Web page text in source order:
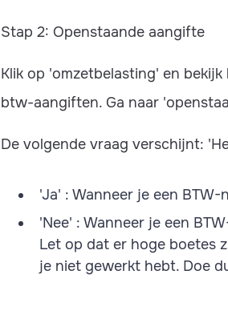
Stap 2: Openstaande aangifte
Klik op 'omzetbelasting' en
btw-aangiften. Ga naar
De volgende vraag verschijnt:
'Ja' : Wanneer je een
'Nee' : Wanneer je een
Let op dat er hoge boetes
je niet gewerkt hebt. Doe